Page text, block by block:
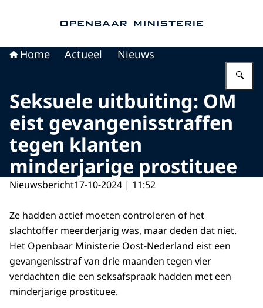
Home Actueel Nieuws
Seksuele uitbuiting: OM
eist gevangenisstraffen
tegen klanten
minderjarige prostituee
Nieuwsbericht17-10-2024 | 11:52
Ze hadden actief moeten controleren of het
slachtoffer meerderjarig was, maar deden dat niet.
Het Openbaar Ministerie Oost-Nederland eist een
gevangenisstraf van drie maanden tegen vier
verdachten die een seksafspraak hadden met een
minderjarige prostituee.